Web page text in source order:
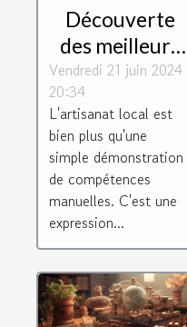
Découverte
des meilleurs
artisans locaux
: Comment ils
façonnent
l'identité
culturelle de
leur
communauté
Vendredi 21 juin 2024
20:34
L'artisanat local est
bien plus qu'une
simple démonstration
de compétences
manuelles. C'est une
expression...